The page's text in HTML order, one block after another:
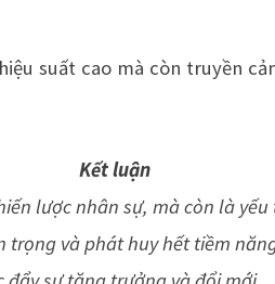
suất cao mà còn truyền
Kết luận
lược nhân sự, mà còn là
trọng và phát huy hết tiềm